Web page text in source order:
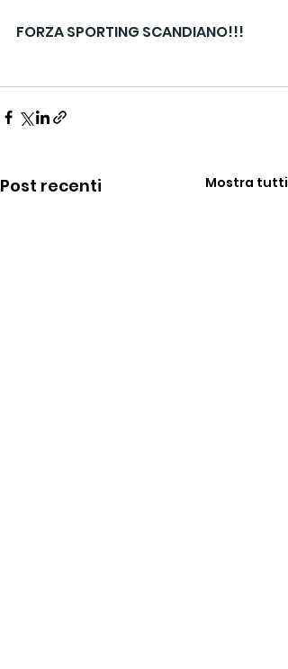
FORZA SPORTING SCANDIANO!!!
Post recenti Mostra tutti